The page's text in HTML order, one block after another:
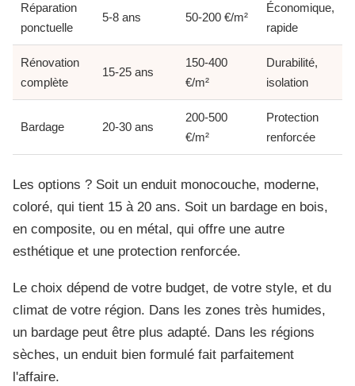
Réparation
ponctuelle
5-8 ans 50-200 €/m²
Économique,
rapide
Rénovation
complète
15-25 ans
150-400
€/m²
Durabilité,
isolation
Bardage 20-30 ans
200-500
€/m²
Protection
renforcée
Les options ? Soit un enduit monocouche, moderne,
coloré, qui tient 15 à 20 ans. Soit un bardage en bois,
en composite, ou en métal, qui offre une autre
esthétique et une protection renforcée.
Le choix dépend de votre budget, de votre style, et du
climat de votre région. Dans les zones très humides,
un bardage peut être plus adapté. Dans les régions
sèches, un enduit bien formulé fait parfaitement
l'affaire.